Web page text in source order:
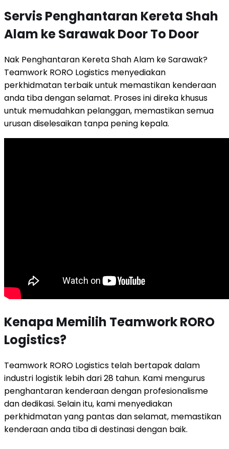
Servis Penghantaran Kereta Shah
Alam ke Sarawak Door To Door
Nak Penghantaran Kereta Shah Alam ke Sarawak?
Teamwork RORO Logistics menyediakan
perkhidmatan terbaik untuk memastikan kenderaan
anda tiba dengan selamat. Proses ini direka khusus
untuk memudahkan pelanggan, memastikan semua
urusan diselesaikan tanpa pening kepala.
Kenapa Memilih Teamwork RORO
Logistics?
Teamwork RORO Logistics telah bertapak dalam
industri logistik lebih dari 28 tahun. Kami mengurus
penghantaran kenderaan dengan profesionalisme
dan dedikasi. Selain itu, kami menyediakan
perkhidmatan yang pantas dan selamat, memastikan
kenderaan anda tiba di destinasi dengan baik.